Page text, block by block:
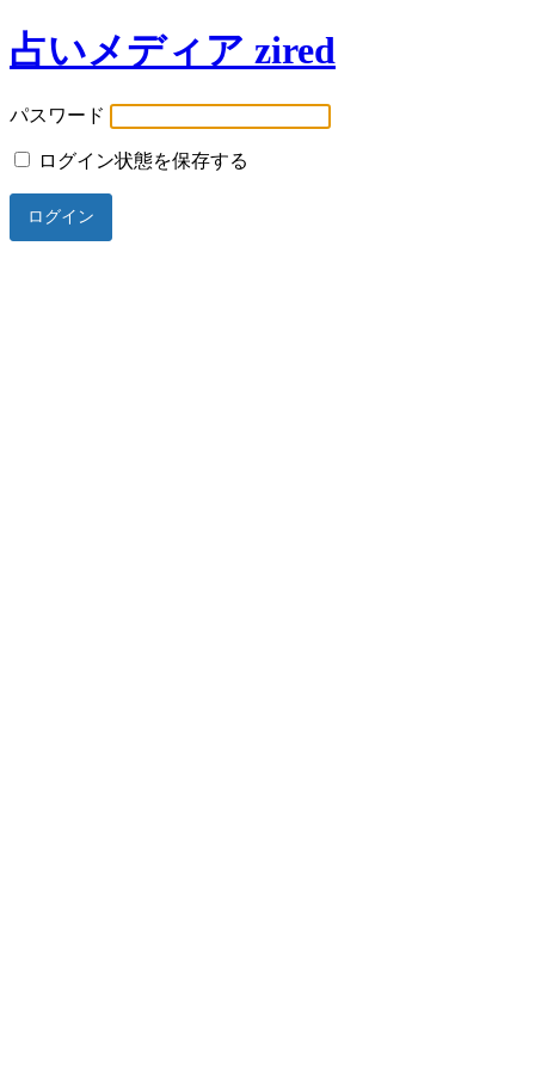
占いメディア zired
パスワード
ログイン状態を保存する